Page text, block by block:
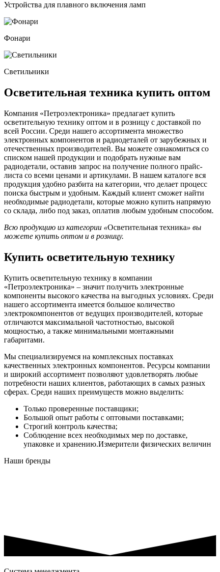
Устройства для плавного включения ламп
Фонари
Светильники
Осветительная техника купить оптом
Компания «Петроэлектроника» предлагает купить
осветительную технику оптом и в розницу с доставкой по
всей России. Среди нашего ассортимента множество
электронных компонентов и радиодеталей от зарубежных и
отечественных производителей. Вы можете ознакомиться со
списком нашей продукции и подобрать нужные вам
радиодетали, оставив запрос на получение полного прайс-
листа со всеми ценами и артикулами. В нашем каталоге вся
продукция удобно разбита на категории, что делает процесс
поиска быстрым и удобным. Каждый клиент сможет найти
необходимые радиодетали, которые можно купить напрямую
со склада, либо под заказ, оплатив любым удобным способом.
Всю продукцию из категории «Осветительная техника» вы
можете купить оптом и в розницу.
Купить осветительную технику
Купить осветительную технику в компании
«Петроэлектроника» – значит получить электронные
компоненты высокого качества на выгодных условиях. Среди
нашего ассортимента имеется большое количество
электрокомпонентов от ведущих производителей, которые
отличаются максимальной частотностью, высокой
мощностью, а также минимальными монтажными
габаритами.
Мы специализируемся на комплексных поставках
качественных электронных компонентов. Ресурсы компании
и широкий ассортимент позволяют удовлетворять любые
потребности наших клиентов, работающих в самых разных
сферах. Среди наших преимуществ можно выделить:
Только проверенные поставщики;
Большой опыт работы с оптовыми поставками;
Строгий контроль качества;
Соблюдение всех необходимых мер по доставке,
упаковке и хранению.Измерители физических величин
Наши бренды